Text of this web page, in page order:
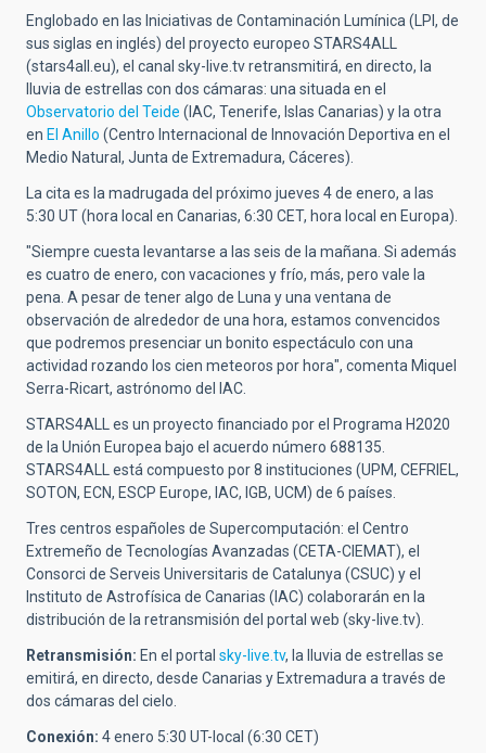
Englobado en las Iniciativas de Contaminación Lumínica (LPI, de
sus siglas en inglés) del proyecto europeo STARS4ALL
(stars4all.eu), el canal sky-live.tv retransmitirá, en directo, la
lluvia de estrellas con dos cámaras: una situada en el
Observatorio del Teide (IAC, Tenerife, Islas Canarias) y la otra
en El Anillo (Centro Internacional de Innovación Deportiva en el
Medio Natural, Junta de Extremadura, Cáceres).
La cita es la madrugada del próximo jueves 4 de enero, a las
5:30 UT (hora local en Canarias, 6:30 CET, hora local en Europa).
"Siempre cuesta levantarse a las seis de la mañana. Si además
es cuatro de enero, con vacaciones y frío, más, pero vale la
pena. A pesar de tener algo de Luna y una ventana de
observación de alrededor de una hora, estamos convencidos
que podremos presenciar un bonito espectáculo con una
actividad rozando los cien meteoros por hora", comenta Miquel
Serra-Ricart, astrónomo del IAC.
STARS4ALL es un proyecto financiado por el Programa H2020
de la Unión Europea bajo el acuerdo número 688135.
STARS4ALL está compuesto por 8 instituciones (UPM, CEFRIEL,
SOTON, ECN, ESCP Europe, IAC, IGB, UCM) de 6 países.
Tres centros españoles de Supercomputación: el Centro
Extremeño de Tecnologías Avanzadas (CETA-CIEMAT), el
Consorci de Serveis Universitaris de Catalunya (CSUC) y el
Instituto de Astrofísica de Canarias (IAC) colaborarán en la
distribución de la retransmisión del portal web (sky-live.tv).
Retransmisión: En el portal sky-live.tv, la lluvia de estrellas se
emitirá, en directo, desde Canarias y Extremadura a través de
dos cámaras del cielo.
Conexión: 4 enero 5:30 UT-local (6:30 CET)